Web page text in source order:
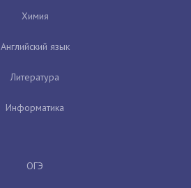
Химия
Английский язык
Литература
Информатика
ОГЭ